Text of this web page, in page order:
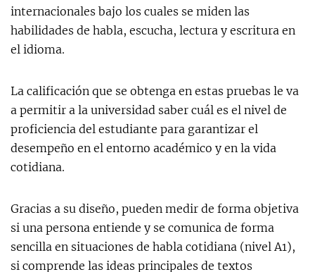
internacionales bajo los cuales se miden las
habilidades de habla, escucha, lectura y escritura en
el idioma.
La calificación que se obtenga en estas pruebas le va
a permitir a la universidad saber cuál es el nivel de
proficiencia del estudiante para garantizar el
desempeño en el entorno académico y en la vida
cotidiana.
Gracias a su diseño, pueden medir de forma objetiva
si una persona entiende y se comunica de forma
sencilla en situaciones de habla cotidiana (nivel A1),
si comprende las ideas principales de textos